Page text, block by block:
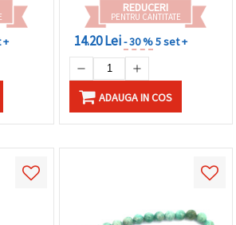
+
REDUCERI
PENTRU CANTITATE
14.20 Lei- 30 %5 set +
ADAUGA IN COS